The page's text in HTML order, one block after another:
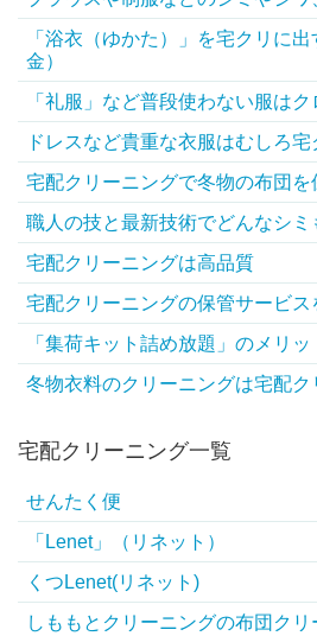
「浴衣（ゆかた）」を宅クリに
金）
「礼服」など普段使わない服は
ドレスなど貴重な衣服はむしろ宅
宅配クリーニングで冬物の布団を
職人の技と最新技術でどんなシミ
宅配クリーニングは高品質
宅配クリーニングの保管サービス
「集荷キット詰め放題」のメリ
冬物衣料のクリーニングは宅配
宅配クリーニング一覧
せんたく便
「Lenet」（リネット）
くつLenet(リネット)
しももとクリーニングの布団クリ